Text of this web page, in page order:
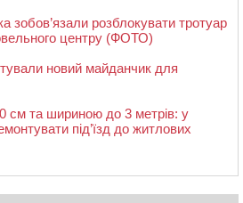
зобов’язали розблокувати тротуар
центру (ФОТО)
новий майданчик для
см та шириною до 3 метрів: у
під’їзд до житлових